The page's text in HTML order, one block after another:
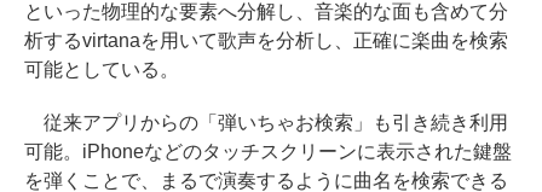
といった物理的な要素へ分解し、音楽的な面も含めて分
析するvirtanaを用いて歌声を分析し、正確に楽曲を検索
可能としている。
従来アプリからの「弾いちゃお検索」も引き続き利用
可能。iPhoneなどのタッチスクリーンに表示された鍵盤
を弾くことで、まるで演奏するように曲名を検索できる